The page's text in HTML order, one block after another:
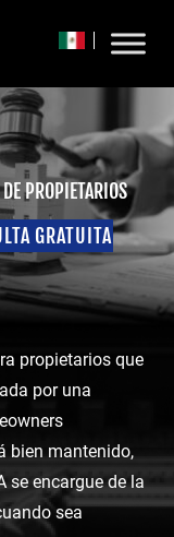
PROPIETARIOS
GRATUITA
propietarios que
por una
bien mantenido,
se encargue de la
sea